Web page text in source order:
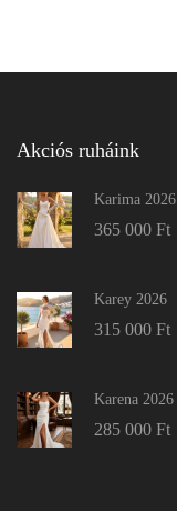
Akciós ruháink
Karima 2026
365 000 Ft
Karey 2026
315 000 Ft
Karena 2026
285 000 Ft